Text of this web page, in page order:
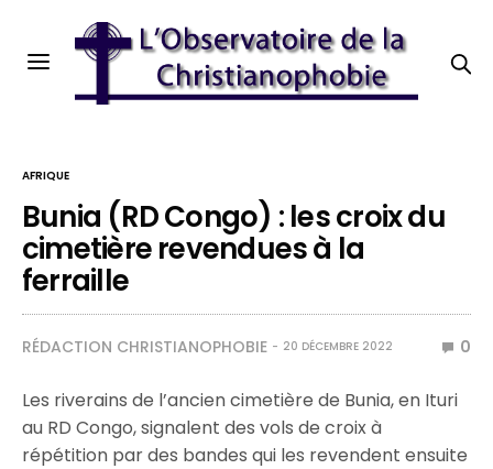
AFRIQUE
Bunia (RD Congo) : les croix du
cimetière revendues à la
ferraille
RÉDACTION CHRISTIANOPHOBIE 20 DÉCEMBRE 2022 0
Les riverains de l’ancien cimetière de Bunia, en Ituri
au RD Congo, signalent des vols de croix à
répétition par des bandes qui les revendent ensuite